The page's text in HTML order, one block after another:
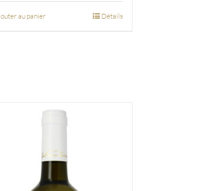
au panier Détails